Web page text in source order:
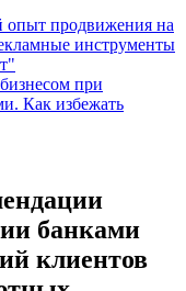
опыт продвижения на
инструменты
при
Как избежать
банками
клиентов